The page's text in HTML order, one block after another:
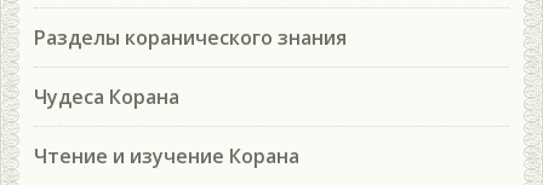
Разделы коранического знания
Чудеса Корана
Чтение и изучение Корана